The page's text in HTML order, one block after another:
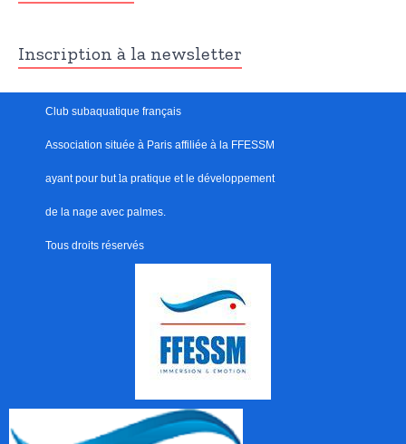
Inscription à la newsletter
Club subaquatique français
Association située à Paris affiliée à la FFESSM
ayant pour but la pratique et le développement
de la nage avec palmes.
Tous droits réservés